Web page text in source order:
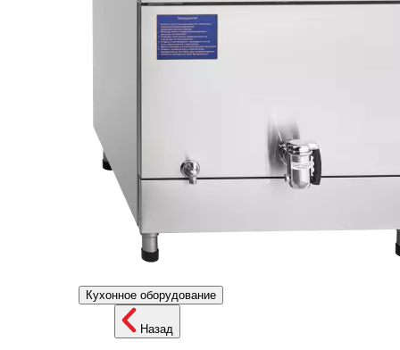
Кухонное оборудование
Назад